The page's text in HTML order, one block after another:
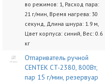
во режимов: 1, Расход пара:
21 г/мин, Время нагрева: 30
секунд, Длина шнура: 1.9 м,
Цвет корпуса: синий, Вес: 0.6
кг
Отпариватель ручной
CENTEK CT-2380, 800Вт,
пар 15 г/мин, резервуар